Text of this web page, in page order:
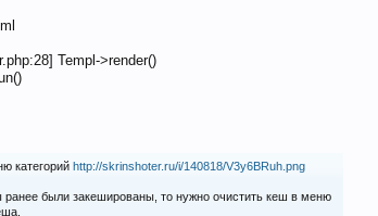
Templ->render()
категорийhttp://skrinshoter.ru/i/140818/V3y6BRuh.png
ранее были закешированы, то нужно очистить кеш в меню